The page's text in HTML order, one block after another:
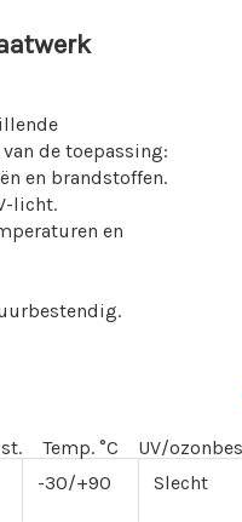
de toepassing:
en brandstoffen.
licht.
en
Temp. °C UV/
-30/+90 Slecht